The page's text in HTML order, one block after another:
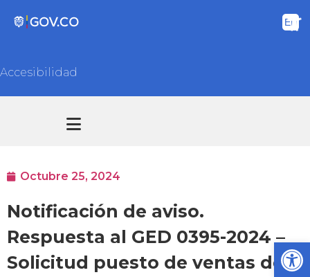
Accesibilidad
Octubre 25, 2024
Notificación de aviso.
Respuesta al GED 0395-2024 –
Solicitud puesto de ventas de